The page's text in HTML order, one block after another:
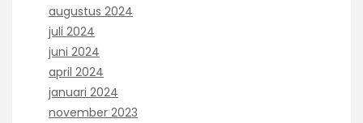
augustus 2024
juli 2024
juni 2024
april 2024
januari 2024
november 2023